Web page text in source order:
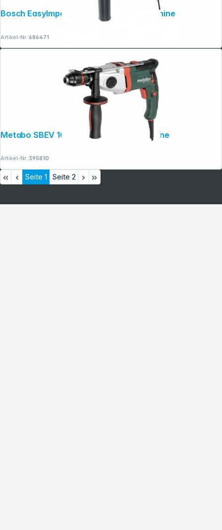
Bosch EasyImpact 630 Schlagbohrmaschine
Artikel-Nr.:686471
Metabo SBEV 1000-2 Schlagbohrmaschine
Artikel-Nr.:395810
Seite 1 Seite 2